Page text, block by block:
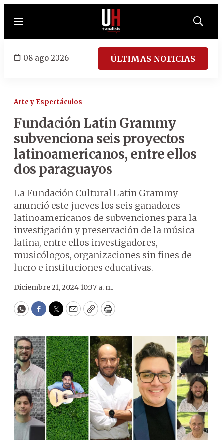
Menú
Mostrar
08 ago 2026 ÚLTIMAS NOTICIAS
Arte y Espectáculos
Fundación Latin Grammy
subvenciona seis proyectos
latinoamericanos, entre ellos
dos paraguayos
La Fundación Cultural Latin Grammy
anunció este jueves los seis ganadores
latinoamericanos de subvenciones para la
investigación y preservación de la música
latina, entre ellos investigadores,
musicólogos, organizaciones sin fines de
lucro e instituciones educativas.
Diciembre 21, 2024 10:37 a. m.
WhatsApp
Facebook
Twitter
EmailCopyPrint